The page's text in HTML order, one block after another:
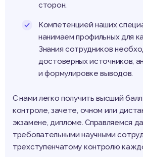
сторон.
Компетенцией наших
нанимаем профильных для
Знания сотрудников
достоверных источников,
и формулировке выводов.
С нами легко получить высший
контроле, зачете, очном или
экзамене, дипломе. Справляемся
требовательными научными
трехступенчатому контролю